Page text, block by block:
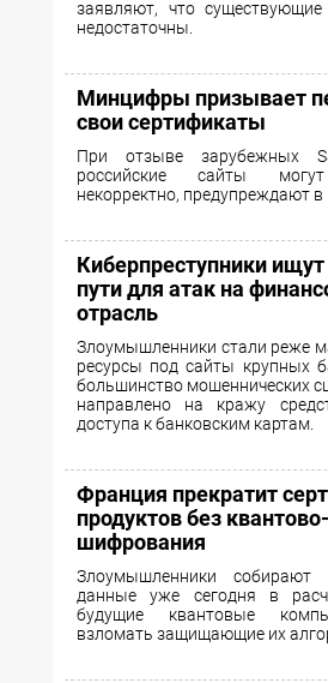
заявляют, что
недостаточны.
Минцифры призывает
свои сертификаты
При отзыве зарубежных
российские сайты
некорректно, предупреждают в
Киберпреступники
пути для атак на
отрасль
Злоумышленники стали реже
ресурсы под сайты крупных
большинство мошеннических
направлено на кражу
доступа к банковским картам.
Франция прекратит
продуктов без
шифрования
Злоумышленники собирают
данные уже сегодня в
будущие квантовые
взломать защищающие их